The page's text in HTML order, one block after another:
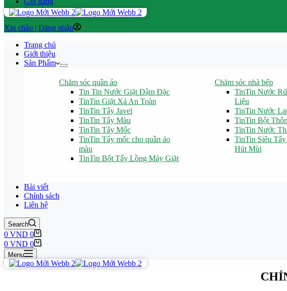
Đặt hàng
Đăng nhập
Trang chủ
Giới thiệu
Sản Phẩm
Chăm sóc quần áo
Tin Tin Nước Giặt Đậm Đặc
TinTin Giặt Xả An Toàn
TinTin Tẩy Javel
TinTin Tẩy Màu
TinTin Tẩy Mốc
TinTin Tẩy mốc cho quần áo
màu
TinTin Bột Tẩy Lồng Máy Giặt
Chăm sóc nhà bếp
TinTin Nước
Liệu
TinTin Nước
TinTin Bột
TinTin Nước
TinTin Siêu
Hút Mùi
Bài viết
Chính sách
Liên hệ
Search
0 VND 0
0 VND 0
Menu